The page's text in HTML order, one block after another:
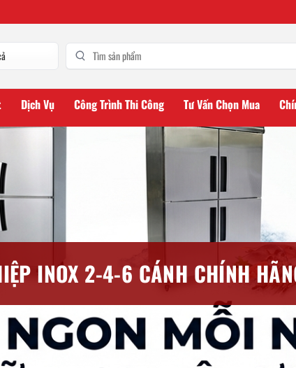
Dịch Vụ Công Trình Thi Công Tư Vấn Chọn Mua
INOX 2-4-6 CÁNH CHÍNH